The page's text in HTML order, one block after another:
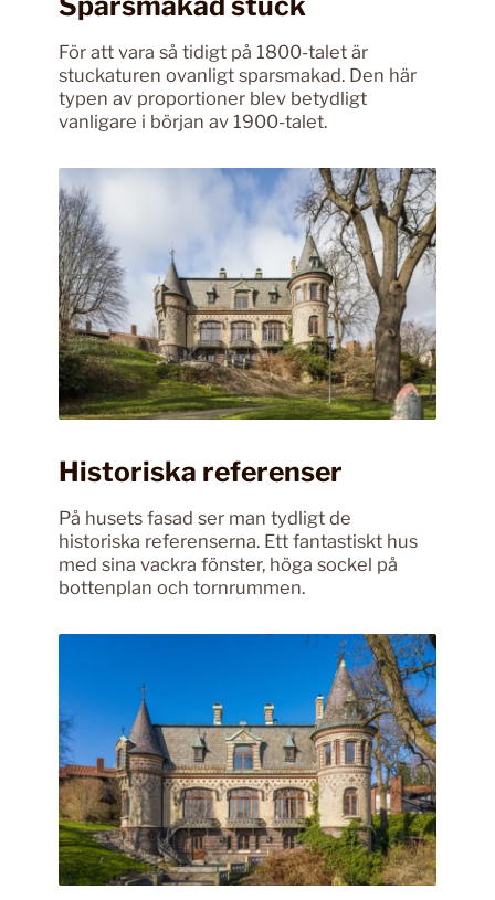
För att vara så tidigt på 1800-talet är
stuckaturen ovanligt sparsmakad. Den här
typen av proportioner blev betydligt
vanligare i början av 1900-talet.
Historiska referenser
På husets fasad ser man tydligt de
historiska referenserna. Ett fantastiskt hus
med sina vackra fönster, höga sockel på
bottenplan och tornrummen.